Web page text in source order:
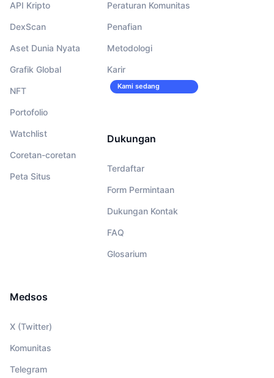
API Kripto
DexScan
Aset Dunia Nyata
Grafik Global
NFT
Portofolio
Watchlist
Coretan-coretan
Peta Situs
Peraturan Komunitas
Penafian
Metodologi
Karir
Kami sedang
Dukungan
Terdaftar
Form Permintaan
Dukungan Kontak
FAQ
Glosarium
Medsos
X (Twitter)
Komunitas
Telegram